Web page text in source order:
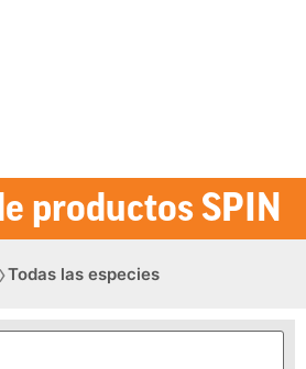
productos SPIN
›Todas las especies